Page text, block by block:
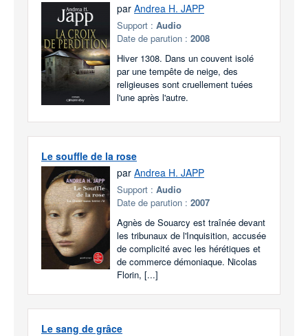
par Andrea H. JAPP
Support : Audio
Date de parution : 2008
Hiver 1308. Dans un couvent isolé
par une tempête de neige, des
religieuses sont cruellement tuées
l'une après l'autre.
Le souffle de la rose
par Andrea H. JAPP
Support : Audio
Date de parution : 2007
Agnès de Souarcy est traînée devant
les tribunaux de l'Inquisition, accusée
de complicité avec les hérétiques et
de commerce démoniaque. Nicolas
Florin, [...]
Le sang de grâce